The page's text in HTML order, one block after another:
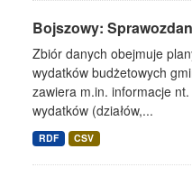
Bojszowy:
Zbiór danych obejmuje
wydatków budżetowych
zawiera m.in. informacje
wydatków (działów,...
RDF CSV